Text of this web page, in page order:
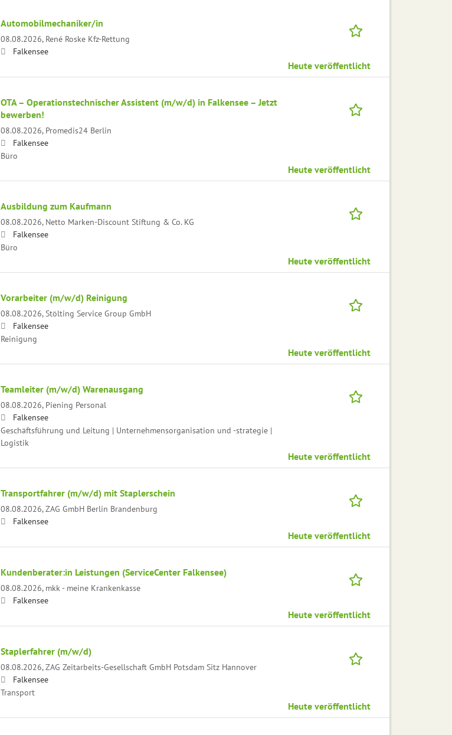
Automobilmechaniker/in
08.08.2026, René Roske Kfz-Rettung
Falkensee
Heute veröffentlicht
OTA – Operationstechnischer Assistent (m/w/d) in Falkensee – Jetzt
bewerben!
08.08.2026, Promedis24 Berlin
Falkensee
Büro
Heute veröffentlicht
Ausbildung zum Kaufmann
08.08.2026, Netto Marken-Discount Stiftung & Co. KG
Falkensee
Büro
Heute veröffentlicht
Vorarbeiter (m/w/d) Reinigung
08.08.2026, Stölting Service Group GmbH
Falkensee
Reinigung
Heute veröffentlicht
Teamleiter (m/w/d) Warenausgang
08.08.2026, Piening Personal
Falkensee
Geschäftsführung und Leitung | Unternehmensorganisation und -strategie |
Logistik
Heute veröffentlicht
Transportfahrer (m/w/d) mit Staplerschein
08.08.2026,ZAG GmbH Berlin Brandenburg
Falkensee
Heute veröffentlicht
Kundenberater:in Leistungen (ServiceCenter Falkensee)
08.08.2026, mkk - meine Krankenkasse
Falkensee
Heute veröffentlicht
Staplerfahrer (m/w/d)
08.08.2026,ZAG Zeitarbeits-Gesellschaft GmbH Potsdam Sitz Hannover
Falkensee
Transport
Heute veröffentlicht